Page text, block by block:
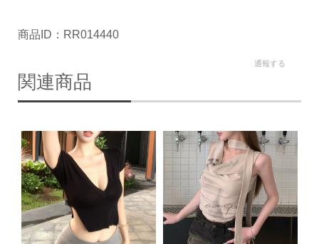
商品ID：RR014440
通報する
関連商品